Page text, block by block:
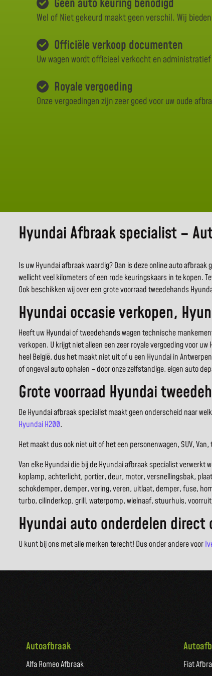
Geen auto keuring benodigd
Wel of Niet gekeurd maakt geen verschil. Wij
Officiële verkoop documenten
Uw wagen wordt officieel verkocht en
Royale vergoeding
Onze vergoedingen zijn zeer goed voor uw oude
Hyundai Afbraak specialist –
Is uw Hyundai afbraak waardig? Dan is deze online auto
wellicht veel kilometers of een rode keuringskaars in te kopen.
Ook beschikken wij over een grote voorraad tweedehands
Hyundai occasie verkopen,
Heeft uw Hyundai of tweedehands wagen technische
verkopen. U krijgt niet alleen een zeer royale vergoeding voor
heel België, dus het maakt niet uit of u een Hyundai in
of ongeval auto ophalen – door onze zelfstandige, eigen auto
Grote voorraad Hyundai
De Hyundai afbraak specialist maakt geen onderscheid naar
Hyundai H200.
Het maakt dus ook niet uit of het een personenwagen, SUV,
Van elke Hyundai die bij de Hyundai afbraak specialist
koplamp, achterlicht, portier, deur, motor, versnellingsbak,
schokdemper, demper, vering, veren, uitlaat, demper, fuse,
turbo, cilinderkop, grill, waterpomp, wielnaaf, stuurhuis,
Hyundai auto onderdelen direct
U kunt bij ons met alle merken terecht! Dus onder andere voor
Autoafbraak
Alfa Romeo Afbraak Fiat